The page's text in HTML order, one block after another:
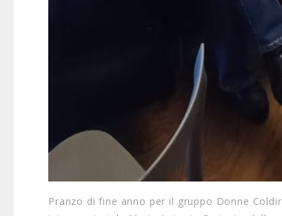
Pranzo di fine anno per il gruppo Donne